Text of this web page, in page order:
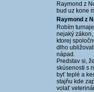
Raymond z
bud uz kone
Raymond z
Robím
nejaký
ktorej
dlho
nápad.
Predstav si,
skúsenosti s
byť teplé a
stajňu kde
volať